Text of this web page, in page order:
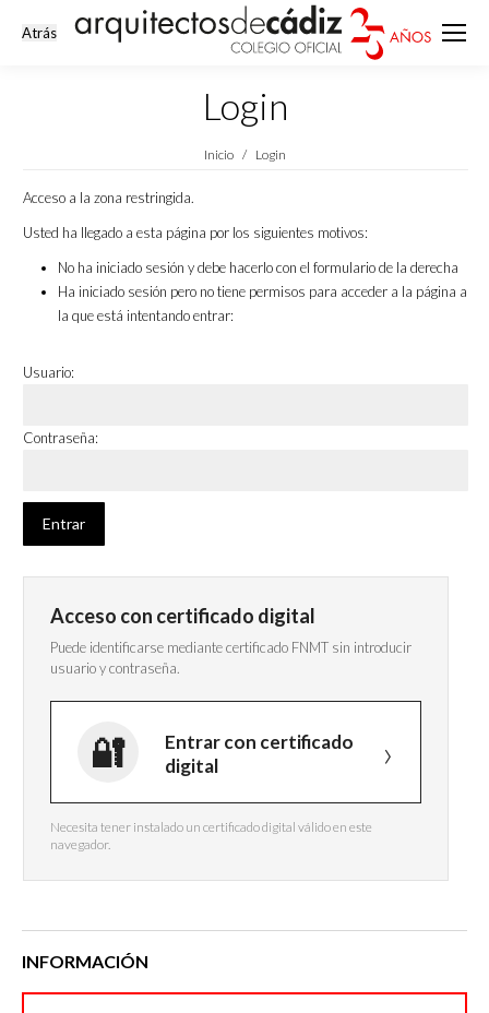
Login
Estás aquí:
Inicio Login
Acceso a la zona restringida.
Usted ha llegado a esta página por los siguientes motivos:
No ha iniciado sesión y debe hacerlo con el formulario de la derecha
Ha iniciado sesión pero no tiene permisos para acceder a la página a
la que está intentando entrar:
Usuario:
Contraseña:
Acceso con certificado digital
Puede identificarse mediante certificado FNMT sin introducir
usuario y contraseña.
Entrar con certificado
digital
Necesita tener instalado un certificado digital válido en este
navegador.
INFORMACIÓN